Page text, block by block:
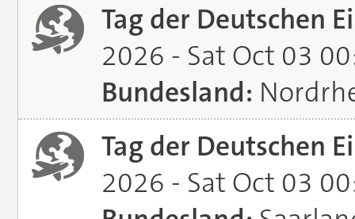
Tag der Deutschen
2026 - Sat Oct 03
Bundesland:
Tag der Deutschen
2026 - Sat Oct 03